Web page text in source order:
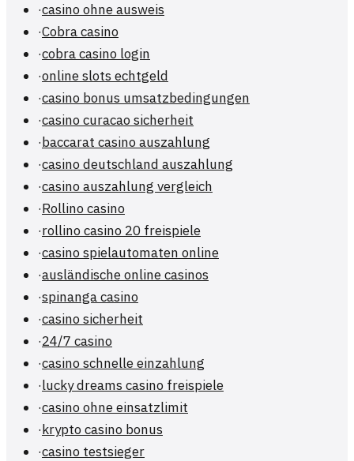
·casino ohne ausweis
·Cobra casino
·cobra casino login
·online slots echtgeld
·casino bonus umsatzbedingungen
·casino curacao sicherheit
·baccarat casino auszahlung
·casino deutschland auszahlung
·casino auszahlung vergleich
·Rollino casino
·rollino casino 20 freispiele
·casino spielautomaten online
·ausländische online casinos
·spinanga casino
·casino sicherheit
·24/7 casino
·casino schnelle einzahlung
·lucky dreams casino freispiele
·casino ohne einsatzlimit
·krypto casino bonus
·casino testsieger